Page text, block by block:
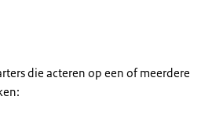
die acteren op een of meerdere